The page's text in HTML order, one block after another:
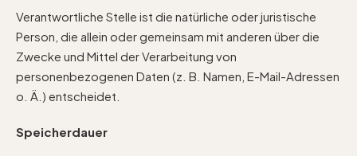
Verantwortliche Stelle ist die natürliche oder juristische
Person, die allein oder gemeinsam mit anderen über die
Zwecke und Mittel der Verarbeitung von
personenbezogenen Daten (z. B. Namen, E-Mail-Adressen
o. Ä.) entscheidet.
Speicherdauer